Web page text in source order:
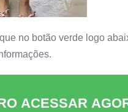
no botão verde logo
ACESSAR